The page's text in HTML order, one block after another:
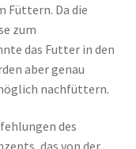
Füttern. Da die
zum
das Futter in den
aber genau
nachfüttern.
des